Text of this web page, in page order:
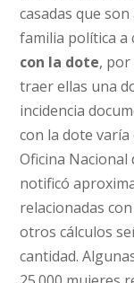
casadas que
familia política a
con la dote, por
traer ellas una
incidencia
con la dote
Oficina Nacional
notificó
relacionadas
otros cálculos
cantidad.